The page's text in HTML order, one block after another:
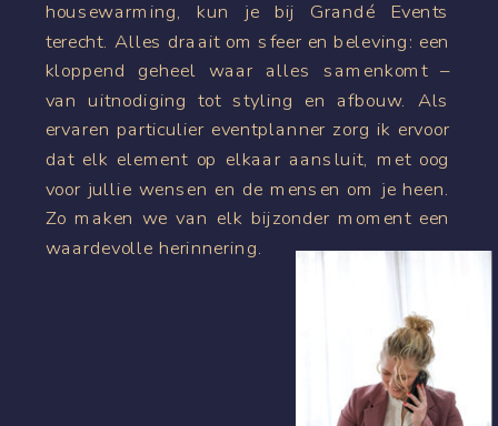
housewarming, kun je bij Grandé Events
terecht. Alles draait om sfeer en beleving: een
kloppend geheel waar alles samenkomt –
van uitnodiging tot styling en afbouw. Als
ervaren particulier eventplanner zorg ik ervoor
dat elk element op elkaar aansluit, met oog
voor jullie wensen en de mensen om je heen.
Zo maken we van elk bijzonder moment een
waardevolle herinnering.